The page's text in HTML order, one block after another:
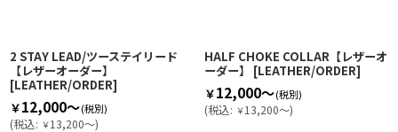
2 STAY LEAD/ツーステイリード
【レザーオーダー】
[LEATHER/ORDER]
￥12,000～(税別)
(税込: ￥13,200～)
HALF CHOKE COLLAR【レザーオ
ーダー】
[LEATHER/ORDER]
￥12,000～(税別)
(税込: ￥13,200～)